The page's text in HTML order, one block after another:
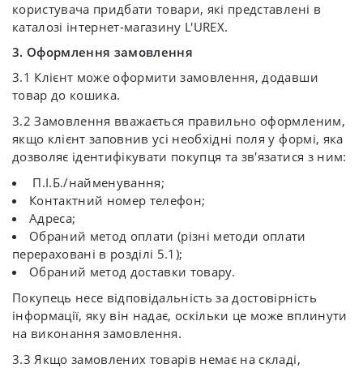
користувача придбати товари, які представлені в
каталозі інтернет-магазину L'UREX.
3. Оформлення замовлення
3.1 Клієнт може оформити замовлення, додавши
товар до кошика.
3.2 Замовлення вважається правильно оформленим,
якщо клієнт заповнив усі необхідні поля у формі, яка
дозволяє ідентифікувати покупця та зв'язатися з ним:
П.І.Б./найменування;
Контактний номер телефон;
Адреса;
Обраний метод оплати (різні методи оплати
перераховані в розділі 5.1);
Обраний метод доставки товару.
Покупець несе відповідальність за достовірність
інформації, яку він надає, оскільки це може вплинути
на виконання замовлення.
3.3 Якщо замовлених товарів немає на складі,